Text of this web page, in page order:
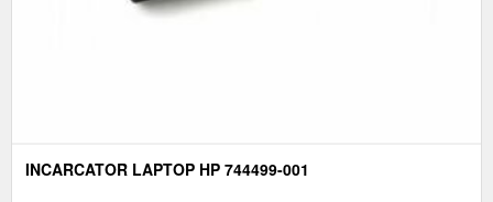
INCARCATOR LAPTOP HP 744499-001